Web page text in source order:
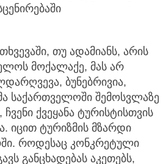
თუ ადამიანს, არის
მოქალაქე, მას არ
ბუნებრივია,
საქართველოში შემოსვლაზე
ქვეყანა ტურისტისთვის
იცით ტურიზმის მზარდი
როდესაც კონკრეტული
განცხადებას აკეთებს,